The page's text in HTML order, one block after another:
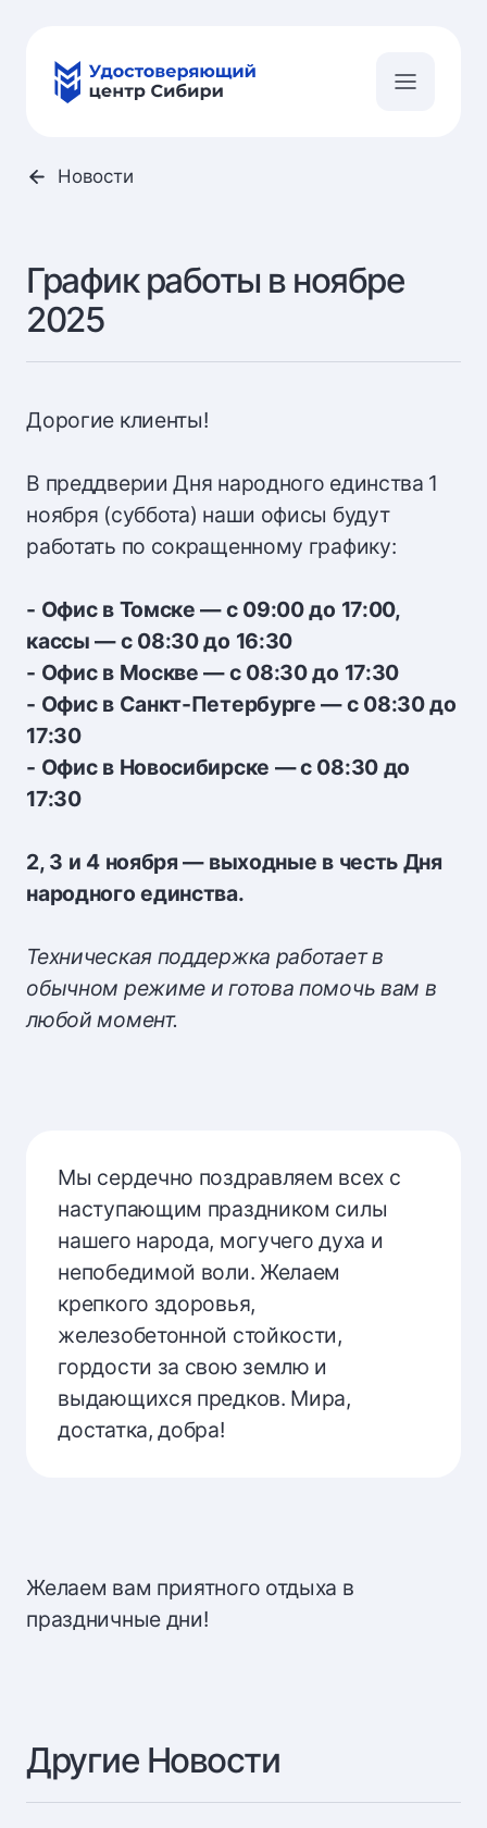
Новости
График работы в ноябре
2025
Дорогие клиенты!
В преддверии Дня народного единства 1
ноября (суббота) наши офисы будут
работать по сокращенному графику:
- Офис в Томске — с 09:00 до 17:00,
кассы — с 08:30 до 16:30
- Офис в Москве — с 08:30 до 17:30
- Офис в Санкт-Петербурге — с 08:30 до
17:30
- Офис в Новосибирске — с 08:30 до
17:30
2, 3 и 4 ноября — выходные в честь Дня
народного единства.
Техническая поддержка работает в
обычном режиме и готова помочь вам в
любой момент.
Мы сердечно поздравляем всех с
наступающим праздником силы
нашего народа, могучего духа и
непобедимой воли. Желаем
крепкого здоровья,
железобетонной стойкости,
гордости за свою землю и
выдающихся предков. Мира,
достатка, добра!
Желаем вам приятного отдыха в
праздничные дни!
Другие Новости